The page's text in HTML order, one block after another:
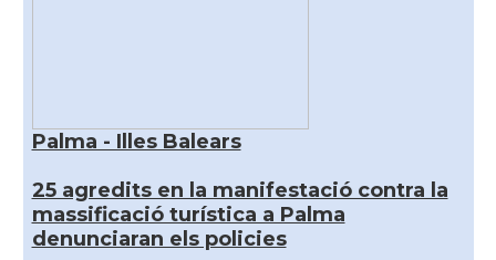
Palma - Illes Balears
25 agredits en la manifestació contra la
massificació turística a Palma
denunciaran els policies